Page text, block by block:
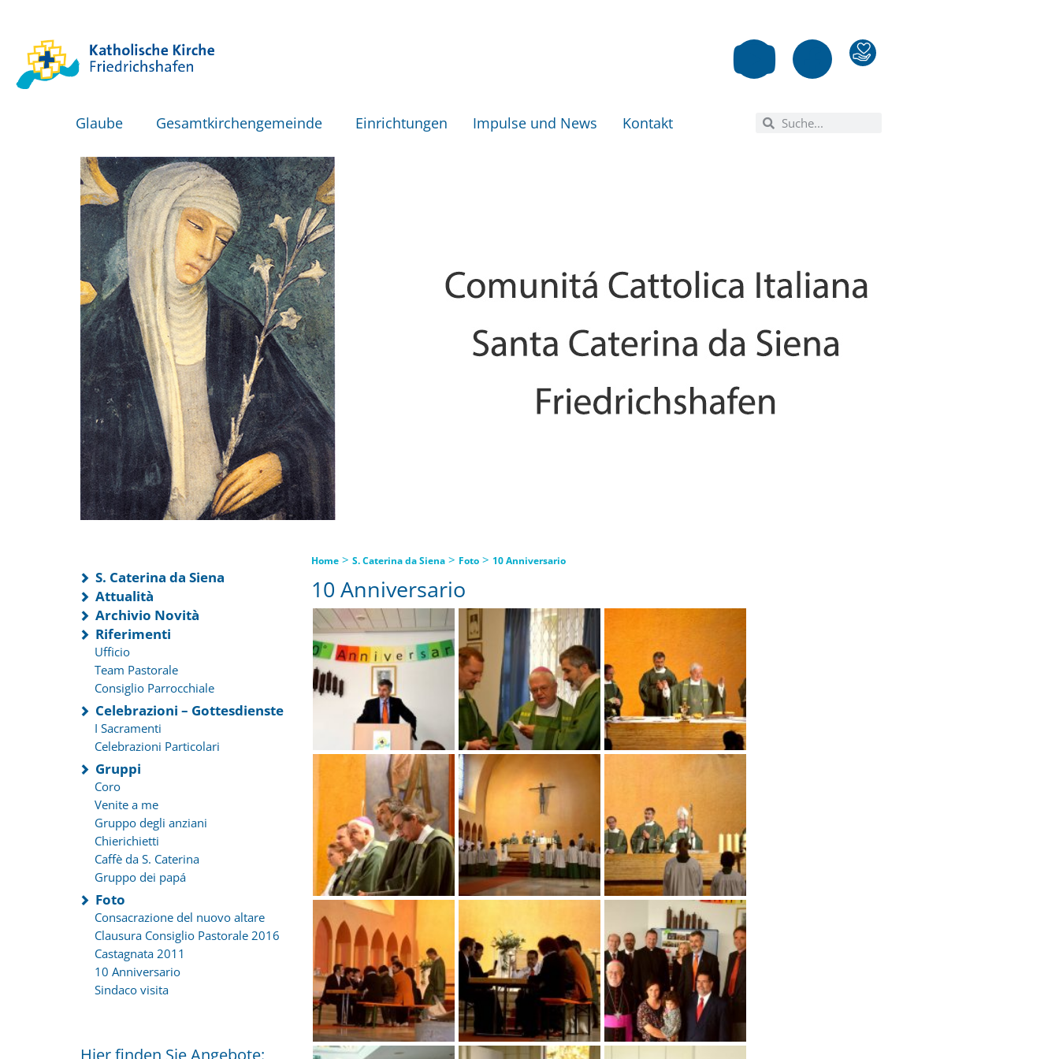
Glaube Gesamtkirchengemeinde Einrichtungen Impulse und News Kontakt
S. Caterina da Siena
Attualità
Archivio Novità
Riferimenti
Ufficio
Team Pastorale
Consiglio Parrocchiale
Celebrazioni – Gottesdienste
I Sacramenti
Celebrazioni Particolari
Gruppi
Coro
Venite a me
Gruppo degli anziani
Chierichietti
Caffè da S. Caterina
Gruppo dei papá
Foto
Consacrazione del nuovo altare
Clausura Consiglio Pastorale 2016
Castagnata 2011
10 Anniversario
Sindaco visita
Home> S. Caterina da Siena> Foto> 10 Anniversario
10 Anniversario